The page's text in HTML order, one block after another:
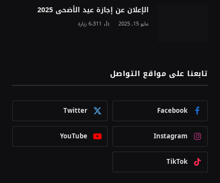
الإعلان عن إجازة عيد الأضحى 2025
مايو 15, 2025 6٬311زيارة
تابعنا على مواقع التواصل
Facebook
Twitter
Instagram
YouTube
TikTok